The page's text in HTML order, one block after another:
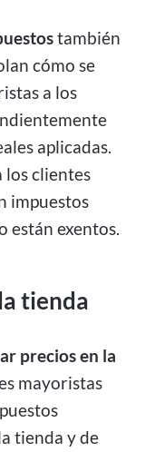
también
cómo se
a los
aplicadas.
los clientes
impuestos
están exentos.
tienda
precios en la
mayoristas
tienda y de